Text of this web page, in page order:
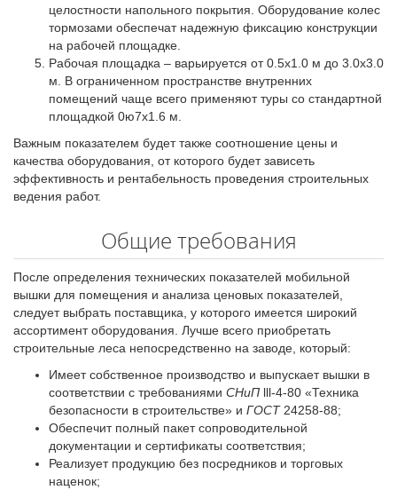
целостности напольного покрытия. Оборудование колес
тормозами обеспечат надежную фиксацию конструкции
на рабочей площадке.
Рабочая площадка – варьируется от 0.5х1.0 м до 3.0х3.0
м. В ограниченном пространстве внутренних
помещений чаще всего применяют туры со стандартной
площадкой 0ю7х1.6 м.
Важным показателем будет также соотношение цены и
качества оборудования, от которого будет зависеть
эффективность и рентабельность проведения строительных
ведения работ.
Общие требования
После определения технических показателей мобильной
вышки для помещения и анализа ценовых показателей,
следует выбрать поставщика, у которого имеется широкий
ассортимент оборудования. Лучше всего приобретать
строительные леса непосредственно на заводе, который:
Имеет собственное производство и выпускает вышки в
соответствии с требованиями СНиП lll-4-80 «Техника
безопасности в строительстве» и ГОСТ24258-88;
Обеспечит полный пакет сопроводительной
документации и сертификаты соответствия;
Реализует продукцию без посредников и торговых
наценок;